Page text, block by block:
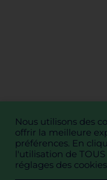
Nous utilisons des
offrir la meilleure
préférences. En
l'utilisation de
réglages des